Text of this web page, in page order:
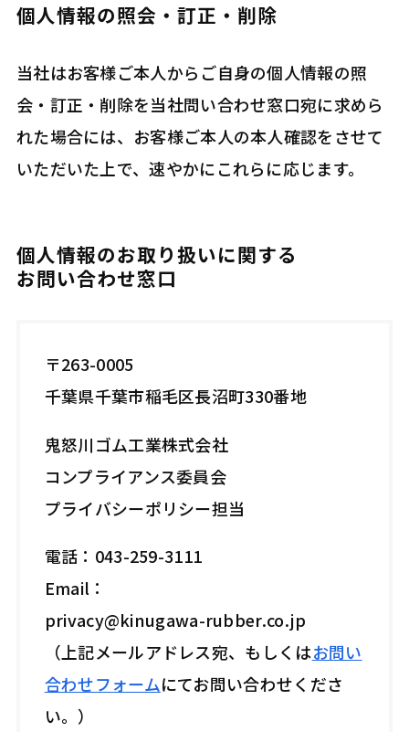
個人情報の照会・訂正・削除
当社はお客様ご本人からご自身の個人情報の照
会・訂正・削除を当社問い合わせ窓口宛に求めら
れた場合には、お客様ご本人の本人確認をさせて
いただいた上で、速やかにこれらに応じます。
個人情報のお取り扱いに関する
お問い合わせ窓口
〒263-0005
千葉県千葉市稲毛区長沼町330番地
鬼怒川ゴム工業株式会社
コンプライアンス委員会
プライバシーポリシー担当
電話：043-259-3111
Email：
privacy@kinugawa-rubber.co.jp
（上記メールアドレス宛、もしくはお問い
合わせフォームにてお問い合わせくださ
い。）